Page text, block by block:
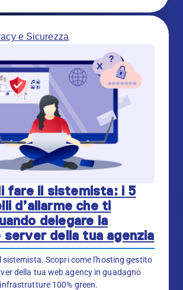
e Sicurezza
fare il sistemista: i 5
d’allarme che ti
delegare la
server della tua agenzia
sistemista. Scopri come l'hosting gestito
della tua web agency in guadagno
100% green.